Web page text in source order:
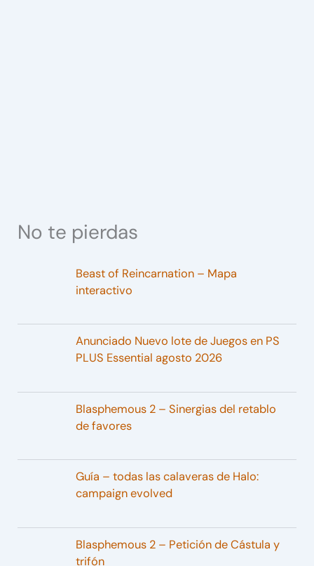
No te pierdas
Beast of Reincarnation – Mapa
interactivo
Anunciado Nuevo lote de Juegos en PS
PLUS Essential agosto 2026
Blasphemous 2 – Sinergias del retablo
de favores
Guía – todas las calaveras de Halo:
campaign evolved
Blasphemous 2 – Petición de Cástula y
trifón